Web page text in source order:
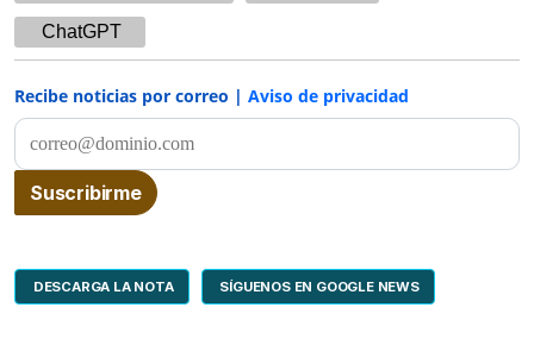
ChatGPT
Recibe noticias por correo | Aviso de privacidad
DESCARGA LA NOTA SÍGUENOS EN GOOGLE NEWS